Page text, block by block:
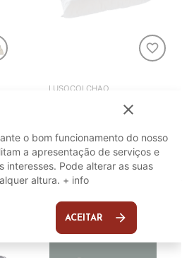
favorite_border
LUSOCOLCHAO
Almofada Flocos
7,99€ ADICIONAR
close
o bom funcionamento do nosso
a apresentação de serviços e
interesses. Pode alterar as suas
altura. + info
ACEITAR arrow_forward